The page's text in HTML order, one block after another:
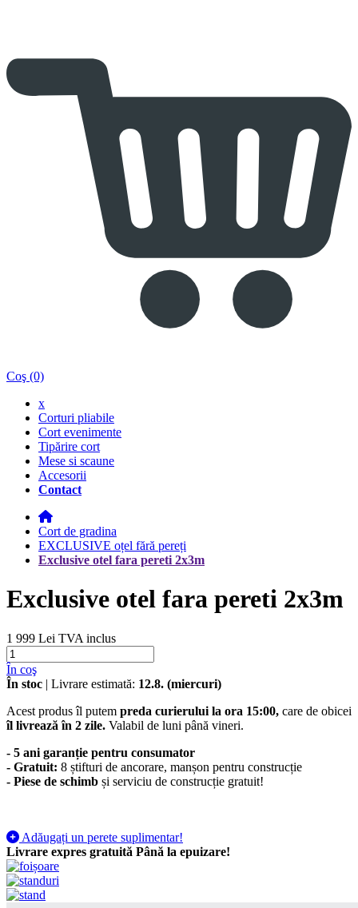
Coş (0)
x
Corturi pliabile
Cort evenimente
Tipărire cort
Mese si scaune
Accesorii
Contact
Cort de gradina
EXCLUSIVE oțel fără pereți
Exclusive otel fara pereti 2x3m
Exclusive otel fara pereti 2x3m
1 999 Lei TVA inclus
În coş
În stoc | Livrare estimată: 12.8. (miercuri)
Acest produs îl putem preda curierului la ora 15:00, care de obicei
îl livrează în 2 zile. Valabil de luni până vineri.
- 5 ani garanție pentru consumator
- Gratuit: 8 știfturi de ancorare, manșon pentru construcție
- Piese de schimb și serviciu de construcție gratuit!
Adăugați un perete suplimentar!
Livrare expres gratuită Până la epuizare!